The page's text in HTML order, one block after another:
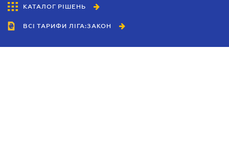
КАТАЛОГ РІШЕНЬ
ВСІ ТАРИФИ ЛІГА:ЗАКОН